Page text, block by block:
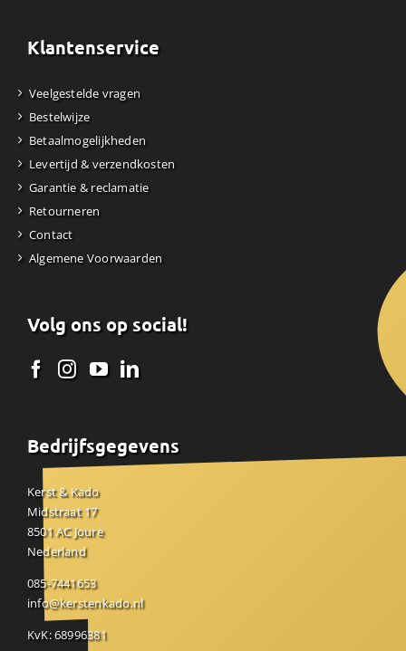
Klantenservice
Veelgestelde vragen
Bestelwijze
Betaalmogelijkheden
Levertijd & verzendkosten
Garantie & reclamatie
Retourneren
Contact
Algemene Voorwaarden
Volg ons op social!
Bedrijfsgegevens
Kerst & Kado
Midstraat 17
8501 AC Joure
Nederland
085-7441653
info@kerstenkado.nl
KvK: 68996381